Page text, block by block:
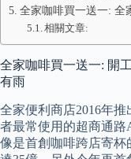
全家咖啡買一送一: 全
相關文章:
全家咖啡買一送一: 開
有雨
全家便利商店2016年
者最常使用的超商通路
像是首創咖啡跨店寄